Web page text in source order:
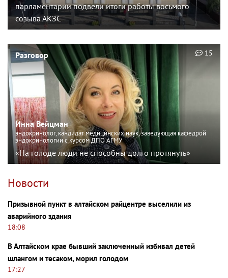
парламентарии подвели итоги работы восьмого
созыва АКЗС
Разговор
Инна Вейцман
эндокринолог, кандидат медицинских наук, заведующая кафедрой
эндокринологии с курсом ДПО АГМУ
«На голоде люди не способны долго протянуть»
15
Новости
Призывной пункт в алтайском райцентре выселили из
аварийного здания
18:08
В Алтайском крае бывший заключенный избивал детей
шлангом и тесаком, морил голодом
17:27